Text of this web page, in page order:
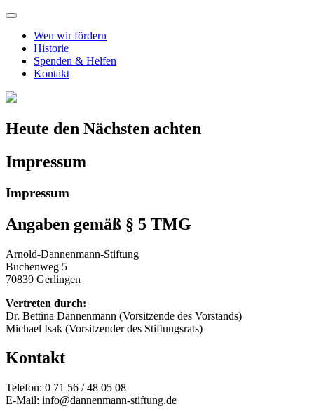
Wen wir fördern
Historie
Spenden & Helfen
Kontakt
Heute den Nächsten achten
Impressum
Impressum
Angaben gemäß § 5 TMG
Arnold-Dannenmann-Stiftung
Buchenweg 5
70839 Gerlingen
Vertreten durch:
Dr. Bettina Dannenmann (Vorsitzende des Vorstands)
Michael Isak (Vorsitzender des Stiftungsrats)
Kontakt
Telefon: 0 71 56 / 48 05 08
E-Mail: info@dannenmann-stiftung.de